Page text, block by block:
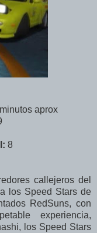
aprox
8
callejeros del
los Speed Stars de
RedSuns, con
experiencia,
los Speed Stars